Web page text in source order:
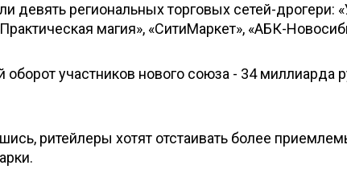
девять региональных торговых сетей-дрогери:
магия», «СитиМаркет», «АБК-
участников нового союза - 34 миллиарда
ритейлеры хотят отстаивать более